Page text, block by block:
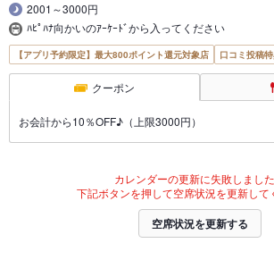
2001～3000円
ﾊﾋﾟﾊﾅ向かいのｱｰｹｰﾄﾞから入ってください
【アプリ予約限定】最大800ポイント還元対象店 口コミ投稿
クーポン
お会計から10％OFF♪（上限3000円）
カレンダーの更新に失敗しました
下記ボタンを押して空席状況を更新して
空席状況を更新する